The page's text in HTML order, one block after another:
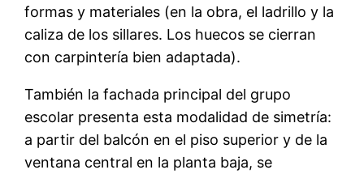
formas y materiales (en la obra, el ladrillo y la
caliza de los sillares. Los huecos se cierran
con carpintería bien adaptada).
También la fachada principal del grupo
escolar presenta esta modalidad de simetría:
a partir del balcón en el piso superior y de la
ventana central en la planta baja, se